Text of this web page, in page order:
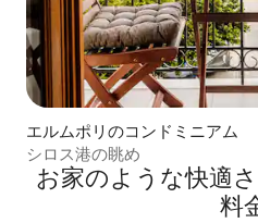
エルムポリのコンドミニアム
シロス港の眺め
お家のような快⁠適⁠
料⁠